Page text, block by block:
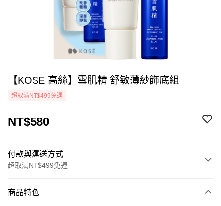
【KOSE 高絲】雪肌精 舒敏薄紗飾底組
超取滿NT$499免運
NT$580
付款與運送方式
超取滿NT$499免運
icash Pay
商品特色